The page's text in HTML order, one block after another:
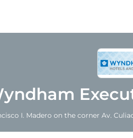
I. Madero on the corner Av.